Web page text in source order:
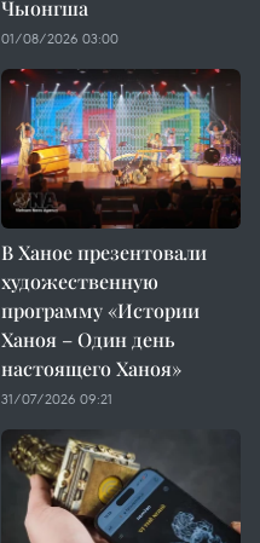
Чыонгша
01/08/2026 03:00
В Ханое презентовали
художественную
программу «Истории
Ханоя – Один день
настоящего Ханоя»
31/07/2026 09:21